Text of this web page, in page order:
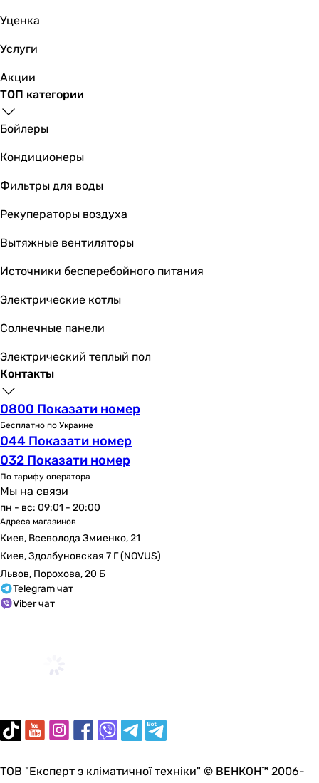
Уценка
Услуги
Акции
ТОП категории
Бойлеры
Кондиционеры
Фильтры для воды
Рекуператоры воздуха
Вытяжные вентиляторы
Источники бесперебойного питания
Электрические котлы
Солнечные панели
Электрический теплый пол
Контакты
0800 Показати номер
Бесплатно по Украине
044 Показати номер
032 Показати номер
По тарифу оператора
Мы на связи
пн - вс: 09:01 - 20:00
Адреса магазинов
Киев, Всеволода Змиенко, 21
Киев, Здолбуновская 7 Г (NOVUS)
Львов, Порохова, 20 Б
Telegram чат
Viber чат
ТОВ "Експерт з кліматичної техніки" © ВЕНКОН™ 2006-